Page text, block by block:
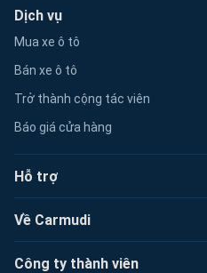
Dịch vụ
Mua xe ô tô
Bán xe ô tô
Trở thành cộng tác viên
Báo giá cửa hàng
Hỗ trợ
Về Carmudi
Công ty thành viên